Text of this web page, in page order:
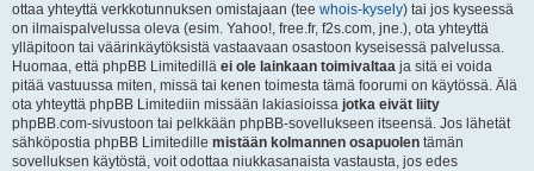
ottaa yhteyttä verkkotunnuksen omistajaan (tee whois-kysely) tai jos kyseessä
on ilmaispalvelussa oleva (esim. Yahoo!, free.fr, f2s.com, jne.), ota yhteyttä
ylläpitoon tai väärinkäytöksistä vastaavaan osastoon kyseisessä palvelussa.
Huomaa, että phpBB Limitedillä ei ole lainkaan toimivaltaa ja sitä ei voida
pitää vastuussa miten, missä tai kenen toimesta tämä foorumi on käytössä. Älä
ota yhteyttä phpBB Limitediin missään lakiasioissa jotka eivät liity
phpBB.com-sivustoon tai pelkkään phpBB-sovellukseen itseensä. Jos lähetät
sähköpostia phpBB Limitedille mistään kolmannen osapuolen tämän
sovelluksen käytöstä, voit odottaa niukkasanaista vastausta, jos edes